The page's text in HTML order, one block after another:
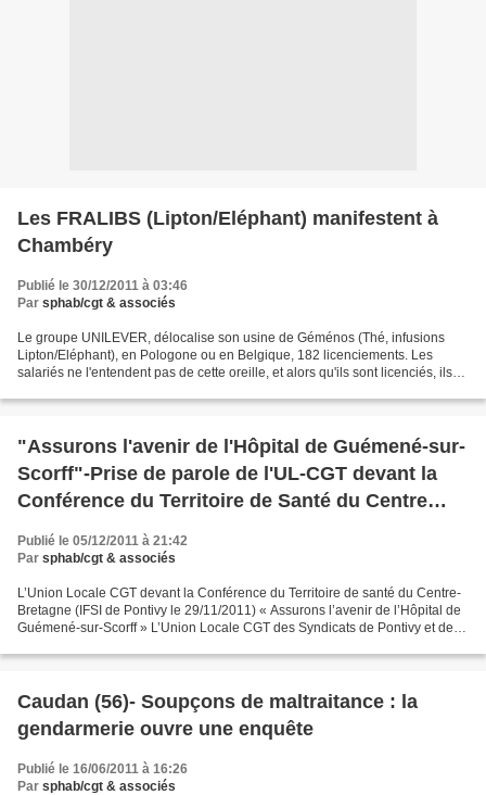
Les FRALIBS (Lipton/Eléphant) manifestent à
Chambéry
Publié le 30/12/2011 à 03:46
Par sphab/cgt & associés
Le groupe UNILEVER, délocalise son usine de Géménos (Thé, infusions
Lipton/Eléphant), en Pologone ou en Belgique, 182 licenciements. Les
salariés ne l'entendent pas de cette oreille, et alors qu'ils sont licenciés, ils
"Assurons l'avenir de l'Hôpital de Guémené-sur-
Scorff"-Prise de parole de l'UL-CGT devant la
Conférence du Territoire de Santé du Centre
Bretagne
Publié le 05/12/2011 à 21:42
Par sphab/cgt & associés
L’Union Locale CGT devant la Conférence du Territoire de santé du Centre-
Bretagne (IFSI de Pontivy le 29/11/2011) « Assurons l’avenir de l’Hôpital de
Guémené-sur-Scorff » L’Union Locale CGT des Syndicats de Pontivy et des
Caudan (56)- Soupçons de maltraitance : la
gendarmerie ouvre une enquête
Publié le 16/06/2011 à 16:26
Par sphab/cgt & associés